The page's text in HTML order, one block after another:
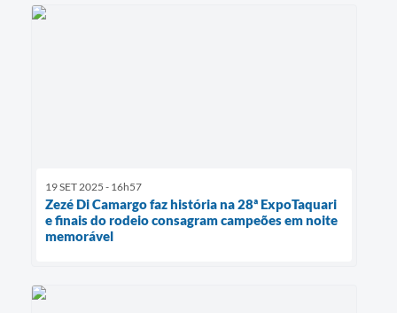
19 SET 2025 - 16h57
Zezé Di Camargo faz história na 28ª ExpoTaquari
e finais do rodeio consagram campeões em noite
memorável